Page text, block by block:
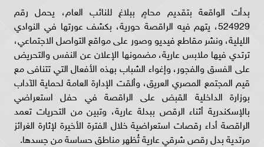
بدأت الواقعة بتقديم محامٍ ببلاغ للنائب العام، يحمل رقم
524929، يتهم فيه الراقصة حورية، بكشف عورتها في النوادي
الليلية، ونشر مقاطع فيديو وصور على مواقع التواصل الاجتماعي،
ترتدي فيها ملابس عارية، مضمونها الإعلان عن النفس والتحريض
على الفسق والفجور، وإغواء الشباب بهذه الأفعال التي تتنافى مع
قيم المجتمع المصري العريق، وألقت الإدارة العامة لحماية الآداب
بوزارة الداخلية القبض على الراقصة في حفل استعراضي
بالإسكندرية أثناء الرقص ببدلة عارية، وتبين من التحريات تعمد
الراقصة أداء رقصات استعراضية خلال الفترة الأخيرة لإثارة الغرائز
مرتدية بدل رقص شرقي عارية تُظهر مناطق حساسة من جسدها.